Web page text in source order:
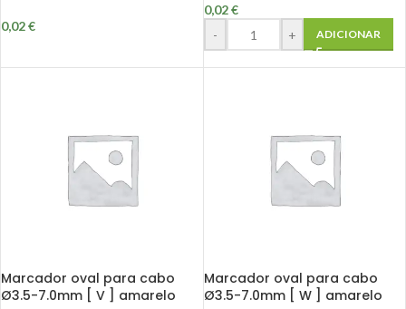
0,02€
0,02€
-
+ ADICIONAR
Marcador oval para cabo
Ø3.5-7.0mm [ V ] amarelo
Marcador oval para cabo
Ø3.5-7.0mm [ W ] amarelo